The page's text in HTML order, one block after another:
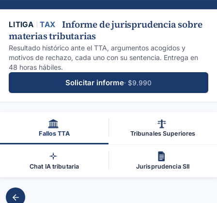
LITIGA TAX
Informe de jurisprudencia sobre
materias tributarias
Resultado histórico ante el TTA, argumentos acogidos y
motivos de rechazo, cada uno con su sentencia. Entrega en
48 horas hábiles.
Solicitar informe· $9.990
Fallos TTA Tribunales Superiores
Chat IA tributaria Jurisprudencia SII